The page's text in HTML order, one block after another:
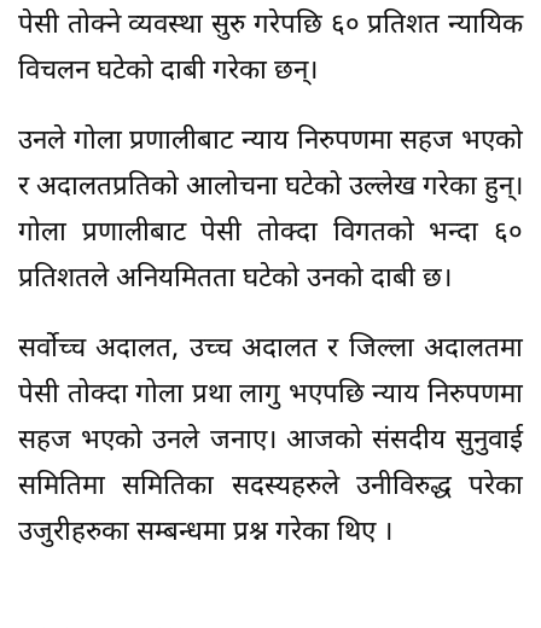
पेसी तोक्ने व्यवस्था सुरु गरेपछि ६० प्रतिशत न्यायिक
विचलन घटेको दाबी गरेका छन्।
उनले गोला प्रणालीबाट न्याय निरुपणमा सहज भएको
र अदालतप्रतिको आलोचना घटेको उल्लेख गरेका हुन्।
गोला प्रणालीबाट पेसी तोक्दा विगतको भन्दा ६०
प्रतिशतले अनियमितता घटेको उनको दाबी छ।
सर्वोच्च अदालत, उच्च अदालत र जिल्ला अदालतमा
पेसी तोक्दा गोला प्रथा लागु भएपछि न्याय निरुपणमा
सहज भएको उनले जनाए। आजको संसदीय सुनुवाई
समितिमा समितिका सदस्यहरुले उनीविरुद्ध परेका
उजुरीहरुका सम्बन्धमा प्रश्न गरेका थिए ।